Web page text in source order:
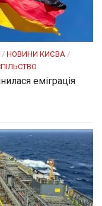
/ НОВИНИ КИЄВА /
еміграція